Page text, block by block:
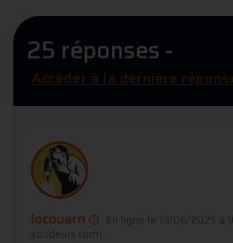
25 réponses -
Accéder à la dernière
locouarn En ligne le 19/06/2025 à
soudeurs.com)